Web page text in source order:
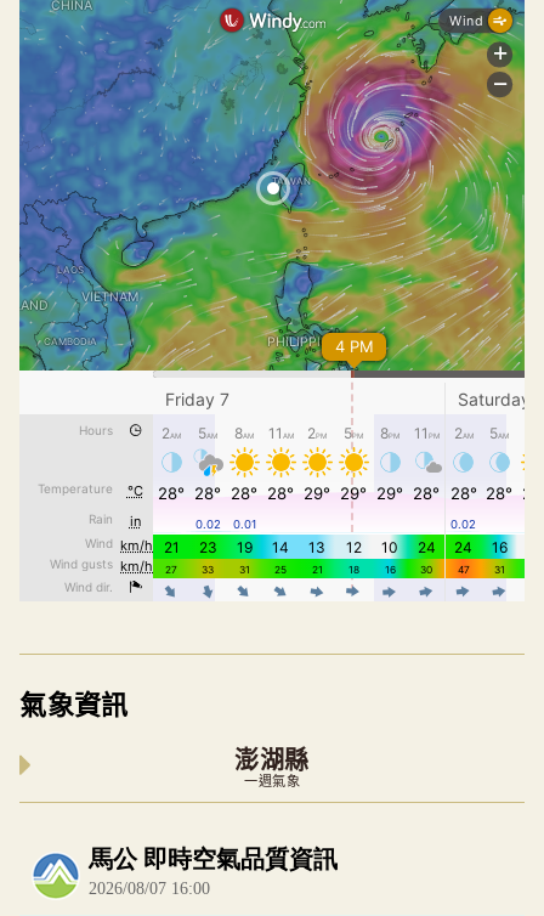
氣象資訊
澎湖縣
一週氣象
內嵌空氣品質小工具為視覺預覽，完整即時空